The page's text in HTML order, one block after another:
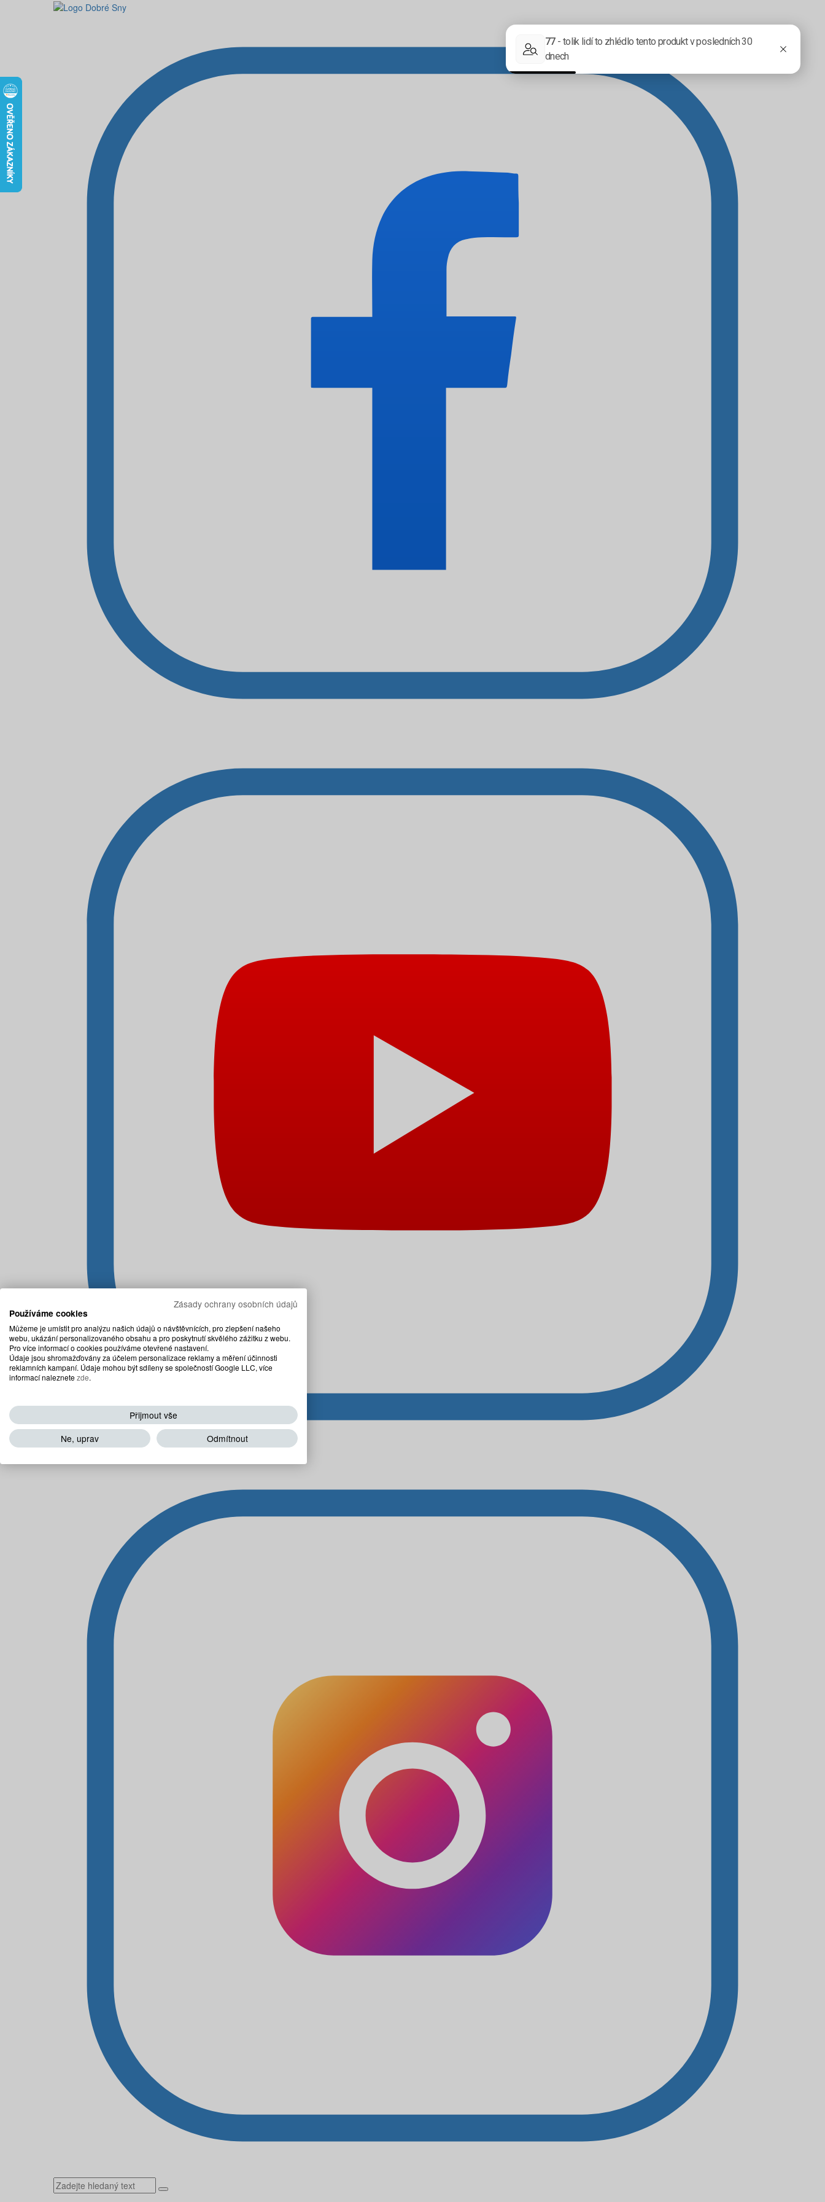
Zásady ochrany osobních údajů
Používáme cookies
Můžeme je umístit pro analýzu našich údajů o návštěvnících, pro zlepšení našeho
webu, ukázání personalizovaného obsahu a pro poskytnutí skvělého zážitku z webu.
Pro více informací o cookies používáme otevřené nastavení.
Údaje jsou shromažďovány za účelem personalizace reklamy a měření účinnosti
reklamních kampaní. Údaje mohou být sdíleny se společností Google LLC, více
informací naleznetezde.
Přijmout vše
Ne, uprav
Odmítnout